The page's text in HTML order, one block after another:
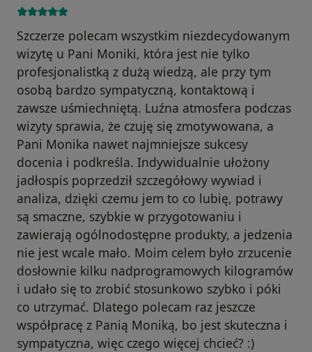
Szczerze polecam wszystkim niezdecydowanym
wizytę u Pani Moniki, która jest nie tylko
profesjonalistką z dużą wiedzą, ale przy tym
osobą bardzo sympatyczną, kontaktową i
zawsze uśmiechniętą. Luźna atmosfera podczas
wizyty sprawia, że czuję się zmotywowana, a
Pani Monika nawet najmniejsze sukcesy
docenia i podkreśla. Indywidualnie ułożony
jadłospis poprzedził szczegółowy wywiad i
analiza, dzięki czemu jem to co lubię, potrawy
są smaczne, szybkie w przygotowaniu i
zawierają ogólnodostępne produkty, a jedzenia
nie jest wcale mało. Moim celem było zrzucenie
dosłownie kilku nadprogramowych kilogramów
i udało się to zrobić stosunkowo szybko i póki
co utrzymać. Dlatego polecam raz jeszcze
współpracę z Panią Moniką, bo jest skuteczna i
sympatyczna, więc czego więcej chcieć? :)